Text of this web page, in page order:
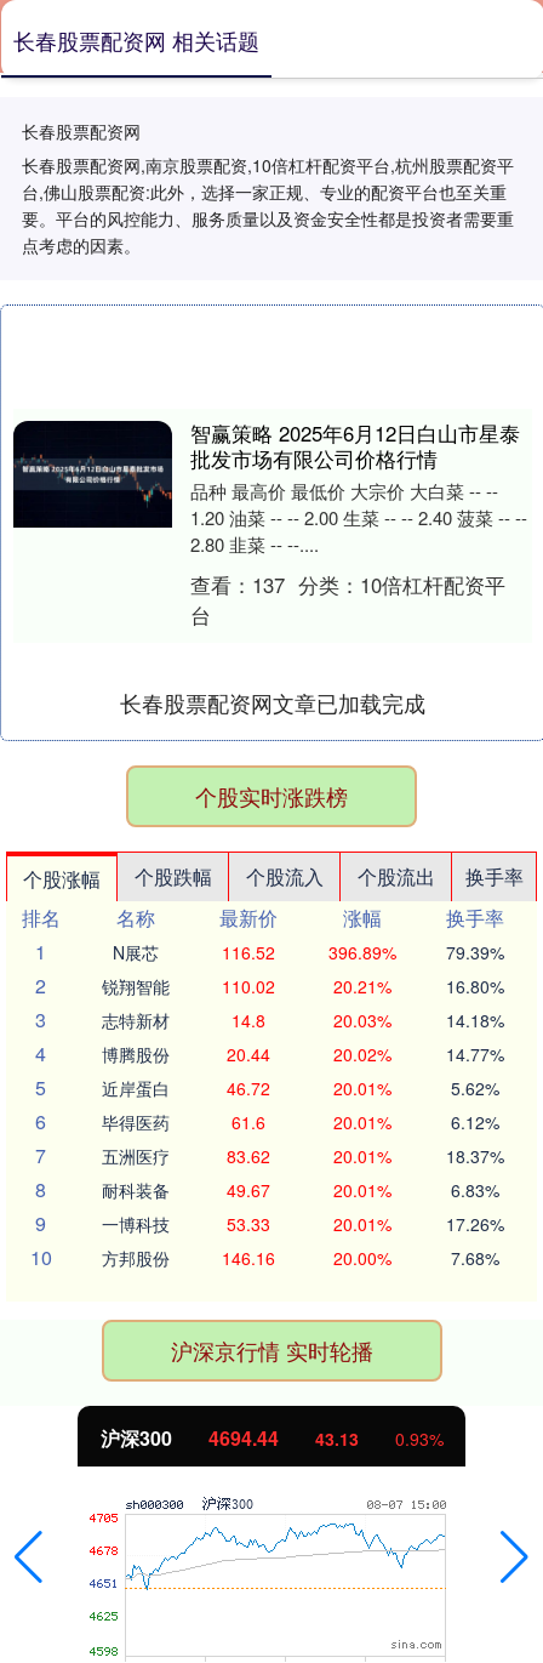
长春股票配资网
长春股票配资网,南京股票配资,10倍杠杆配资平台,杭州股票配资平
台,佛山股票配资:此外，选择一家正规、专业的配资平台也至关重
要。平台的风控能力、服务质量以及资金安全性都是投资者需要重
点考虑的因素。
长春股票配资网 相关话题
智赢策略 2025年6月12日白山市星泰
批发市场有限公司价格行情
品种 最高价 最低价 大宗价 大白菜 -- --
1.20 油菜 -- -- 2.00 生菜 -- -- 2.40 菠菜 -- --
2.80 韭菜 -- --....
查看： 137 分类： 10倍杠杆配资平
台
长春股票配资网文章已加载完成
个股实时涨跌榜
个股涨幅 个股跌幅 个股流入 个股流出
换手率
排名
名称 最新价 涨幅
换手率
1
N展芯 116.52 396.89% 79.39%
2 锐翔智能 110.02 20.21% 16.80%
3 志特新材 14.8 20.03% 14.18%
4 博腾股份 20.44 20.02% 14.77%
5 近岸蛋白 46.72 20.01% 5.62%
6 毕得医药 61.6 20.01% 6.12%
7 五洲医疗 83.62 20.01% 18.37%
8 耐科装备 49.67 20.01% 6.83%
9 一博科技 53.33 20.01% 17.26%
10 方邦股份 146.16 20.00% 7.68%
沪深京行情 实时轮播
沪深300 4694.44 43.13 0.93%